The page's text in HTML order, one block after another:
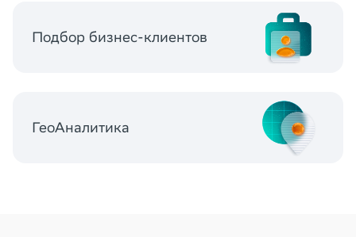
Подбор бизнес-клиентов
ГеоАналитика